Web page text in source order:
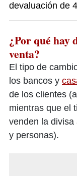
devaluación de
¿Por qué hay
venta?
El tipo de
los bancos y
de los clientes
mientras que el
venden la
y personas).